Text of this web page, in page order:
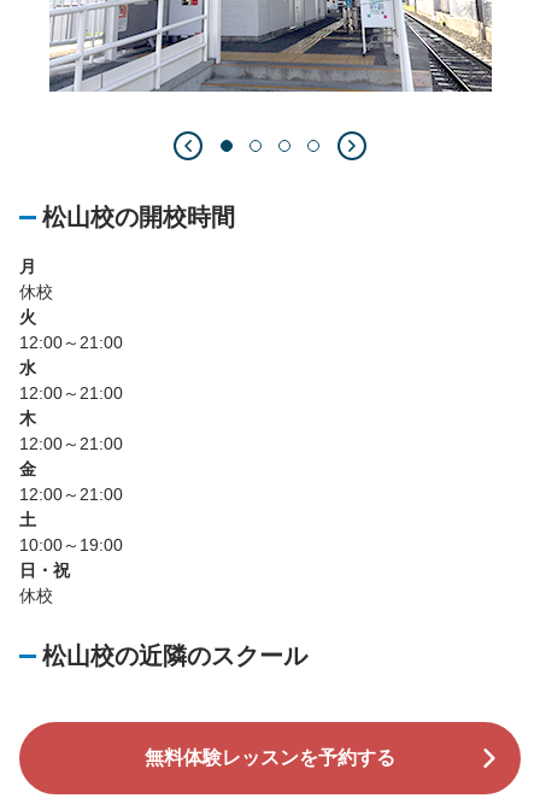
松山校の開校時間
月
休校
火
12:00～21:00
水
12:00～21:00
木
12:00～21:00
金
12:00～21:00
土
10:00～19:00
日・祝
休校
松山校の近隣のスクール
無料体験レッスンを予約する